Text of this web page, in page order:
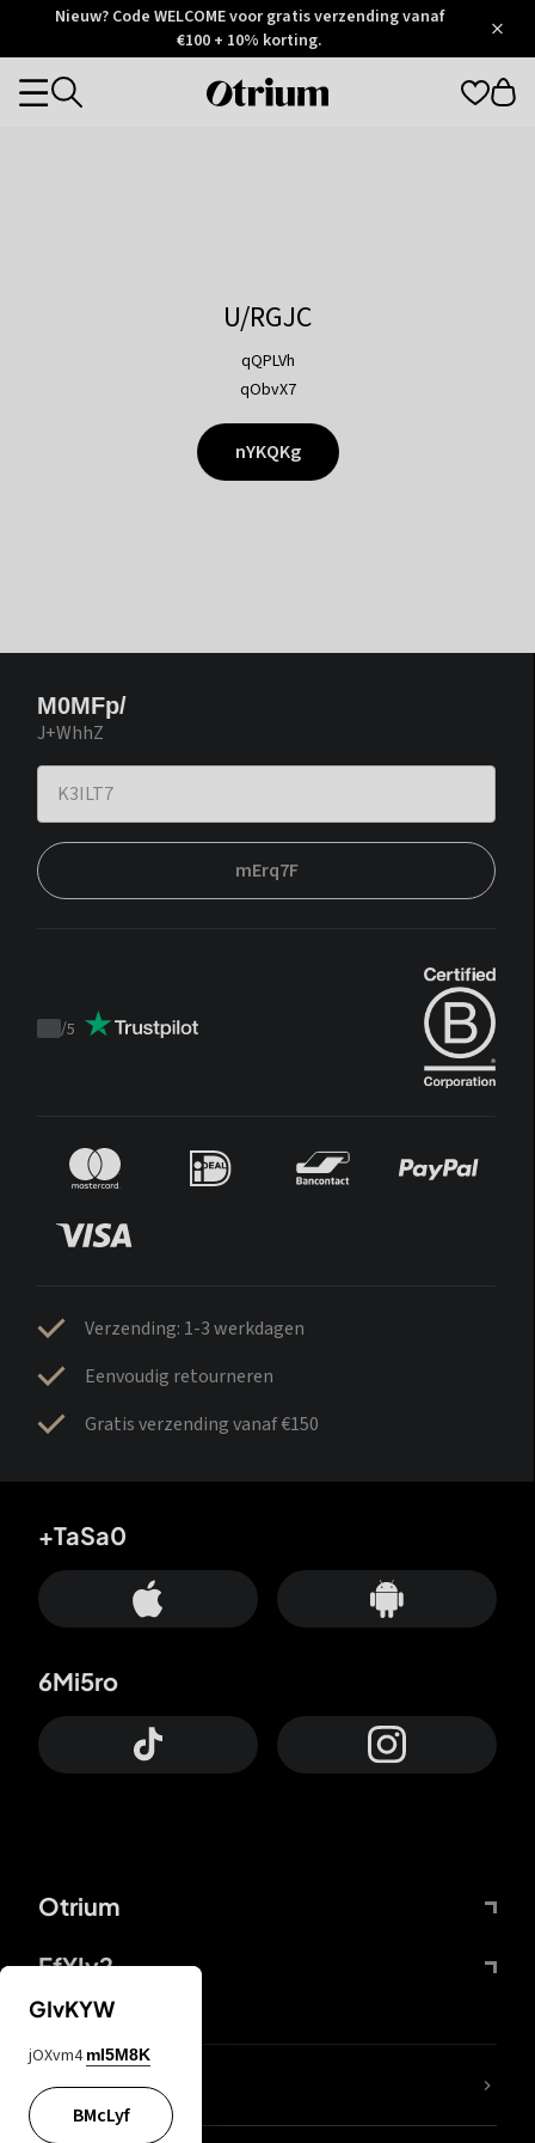
Otrium
Trustpilot
Nieuw? Code WELCOME voor gratis verzending vanaf
€100 + 10% korting.
Otrium
Categories
U/RGJC
qQPLVh
qObvX7
nYKQKg
M0MFp/
J+WhhZ
mErq7F
Trustpilot
/5
Verzending: 1-3 werkdagen
Eenvoudig retourneren
Gratis verzending vanaf €150
Otrium
FfYIy2
+TaSa0
6Mi5ro
ZbBJcb
GIvKYW
jOXvm4 mI5M8K
BMcLyf